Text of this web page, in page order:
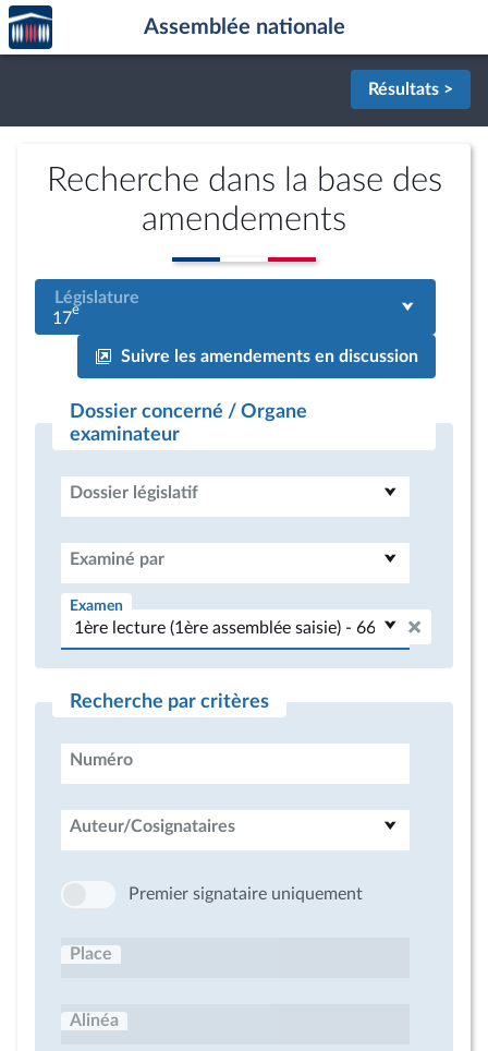
Aller au contenu
Aller en bas de la page
Accèder
à la
page
Assemblée nationale
Résultats >
Recherche dans la base des
amendements
Législature
17e
Suivre les amendements en discussion
Dossier concerné / Organe
examinateur
Dossier législatif
Examiné par
Examen
Recherche par critères
Numéro
Auteur/Cosignataires
Premier signataire uniquement
Place
Alinéa